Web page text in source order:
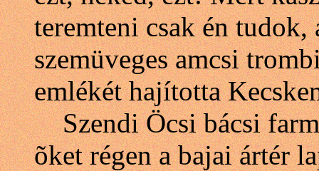
teremteni csak én tudok,
szemüveges amcsi
emlékét hajította
Szendi Öcsi bácsi
õket régen a bajai ártér